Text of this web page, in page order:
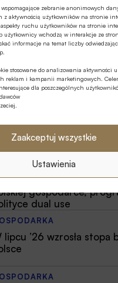
wspomagające zebranie anonimowych
aktywnością użytkowników na stronie
ruchu użytkowników na stronie
użytkownicy wchodzą w interakcje ze
informacje na temat liczby
stosowane do analizowania aktywności
reklam i kampanii marketingowych.
dla poszczególnych
Zaakceptuj wszystkie
Ustawienia
FINANSOWA
to kluczowy
dzieci zapamiętują
łatwiej i szybciej
są zalety fazy
RYNKU FINANSOWEGO
leasingowa o
gospodarce,
dual use
lipcu ’26 wzrosła stopa